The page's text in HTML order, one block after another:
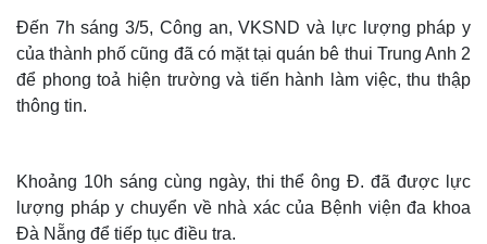
Đến 7h sáng 3/5, Công an, VKSND và lực lượng pháp y
của thành phố cũng đã có mặt tại quán bê thui Trung Anh 2
để phong toả hiện trường và tiến hành làm việc, thu thập
thông tin.
Khoảng 10h sáng cùng ngày, thi thể ông Đ. đã được lực
lượng pháp y chuyển về nhà xác của Bệnh viện đa khoa
Đà Nẵng để tiếp tục điều tra.